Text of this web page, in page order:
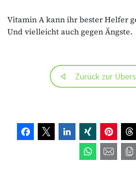
Vitamin A kann ihr bester Helfer
Und vielleicht auch gegen Ängste.
Zurück zur